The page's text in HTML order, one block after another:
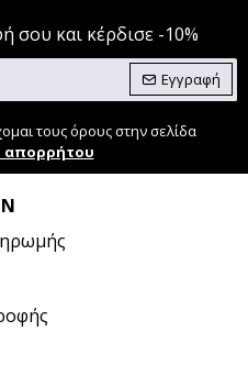
σου και κέρδισε -10%
Εγγραφή
τους όρους στην σελίδα
απορρήτου